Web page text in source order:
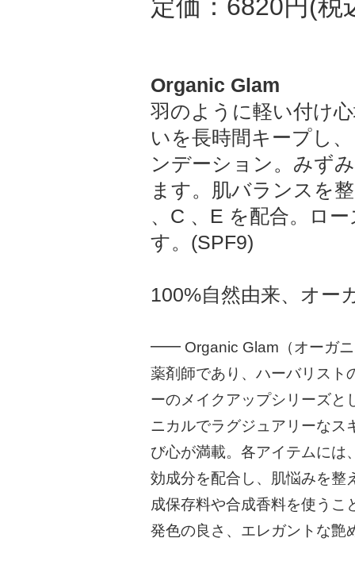
定価：6820円(税
Organic Glam
羽のように軽い付け
いを長時間キープし
ンデーション。みず
ます。肌バランスを
、C 、E を配合。ロ
す。(SPF9)
100%自然由来、オー
━━ Organic Glam（オーガ
薬剤師であり、ハーバリスト
ーのメイクアップシリーズと
ニカルでラグジュアリーなス
び心が満載。各アイテムには
効成分を配合し、肌悩みを整
成保存料や合成香料を使うこ
発色の良さ、エレガントな艶